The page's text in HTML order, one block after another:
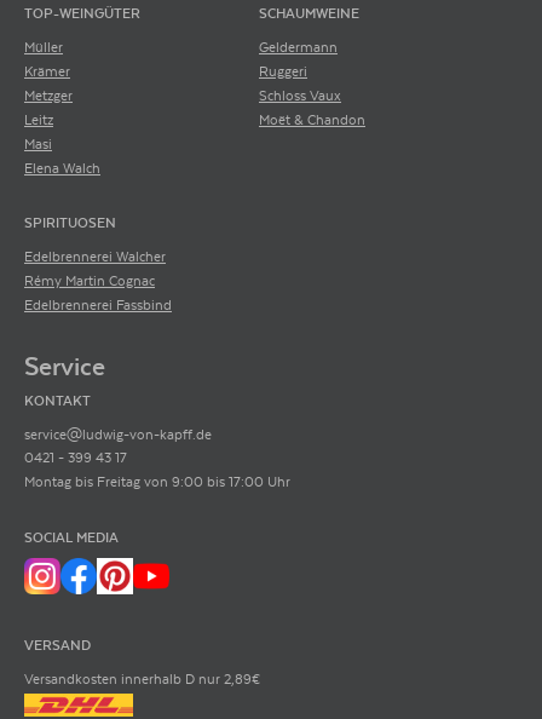
TOP-WEINGÜTER
Müller
Krämer
Metzger
Leitz
Masi
Elena Walch
SCHAUMWEINE
Geldermann
Ruggeri
Schloss Vaux
Moët & Chandon
SPIRITUOSEN
Edelbrennerei Walcher
Rémy Martin Cognac
Edelbrennerei Fassbind
Service
KONTAKT
service@ludwig-von-kapff.de
0421 - 399 43 17
Montag bis Freitag von 9:00 bis 17:00 Uhr
SOCIAL MEDIA
VERSAND
Versandkosten innerhalb D nur 2,89€